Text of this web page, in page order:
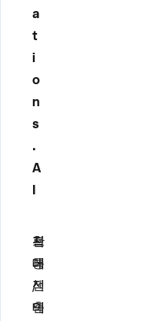
a
t
i
o
n
s
.
A
I
프
레
젠
테
확
대
/
축
전
통
적
인